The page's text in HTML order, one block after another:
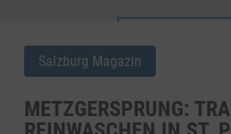
Salzburg Magazin
METZGERSPRUNG: